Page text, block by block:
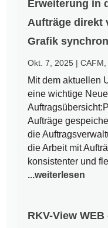
Erweiterung in
Aufträge direkt
Grafik
Okt. 7, 2025 |CAFM
Mit dem aktuellen
eine wichtige
Aufträge
die
die Arbeit mit
konsistenter und
...weiterlesen
RKV-View